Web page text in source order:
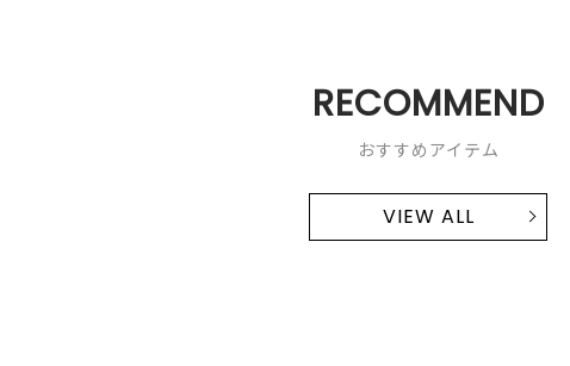
RECOMMEND
おすすめアイテム
VIEW ALL